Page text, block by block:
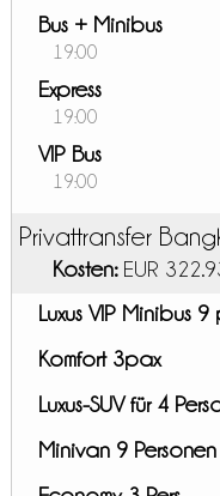
Bus + Minibus
19:00
Express
19:00
VIP Bus
19:00
Privattransfer
Kosten:EUR
Luxus VIP Minibus 9
Komfort 3pax
Luxus-SUV für 4
Minivan 9 Personen